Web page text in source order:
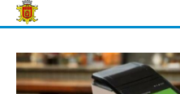
Skip
to